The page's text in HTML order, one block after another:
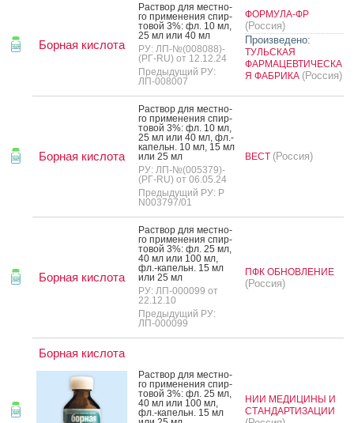
Борная кислота
Рас­твор для мес­тно­
го при­мене­ния спир­
то­вой 3%: фл. 10 мл,
25 мл или 40 мл
РУ: ЛП-№(008088)-
(РГ-RU) от 12.12.24
Предыдущий РУ:
ЛП-008007
ФОРМУЛА-ФР
(Россия)
Произведено:
ТУЛЬСКАЯ
ФАРМАЦЕВТИЧЕСКА
Я ФАБРИКА (Россия)
Борная кислота
Рас­твор для мес­тно­
го при­мене­ния спир­
то­вой 3%: фл. 10 мл,
25 мл или 40 мл, фл.-
ка­пельн. 10 мл, 15 мл
или 25 мл
РУ: ЛП-№(005379)-
(РГ-RU) от 06.05.24
Предыдущий РУ: Р
N003797/01
ВЕСТ (Россия)
Борная кислота
Рас­твор для мес­тно­
го при­мене­ния спир­
то­вой 3%: фл. 25 мл,
40 мл или 100 мл,
фл.-ка­пельн. 15 мл
или 25 мл
РУ: ЛП-000099 от
22.12.10
Предыдущий РУ:
ЛП-000099
ПФК ОБНОВЛЕНИЕ
(Россия)
Борная кислота
Рас­твор для мес­тно­
го при­мене­ния спир­
то­вой 3%: фл. 25 мл,
40 мл или 100 мл,
фл.-ка­пельн. 15 мл
НИИ МЕДИЦИНЫ И
СТАНДАРТИЗАЦИИ